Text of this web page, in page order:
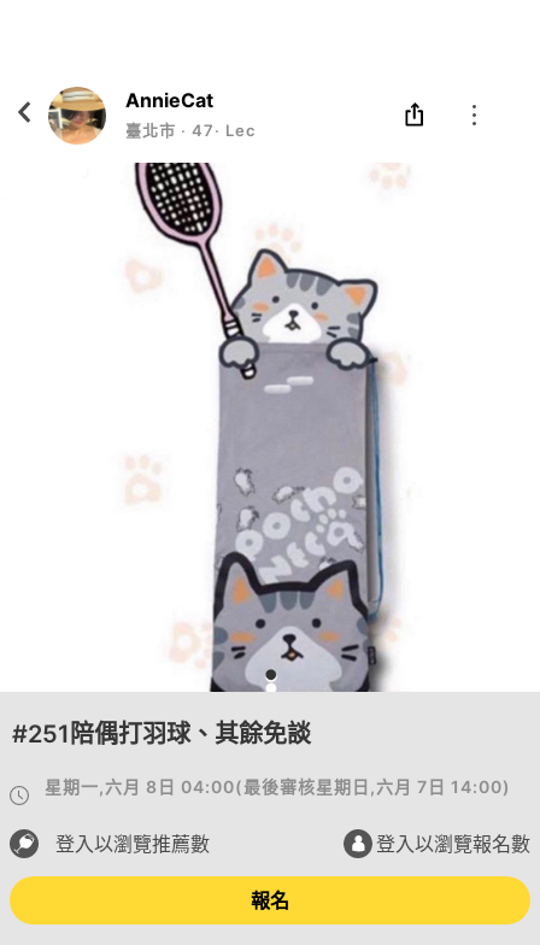
AnnieCat
臺北市 ‧ 47‧ Lecturer of beauty
#251陪偶打羽球、其餘免談
星期一,六月 8日 04:00(最後審核星期日,六月 7日 14:00)
登入以瀏覽推薦數 登入以瀏覽報名數
報名